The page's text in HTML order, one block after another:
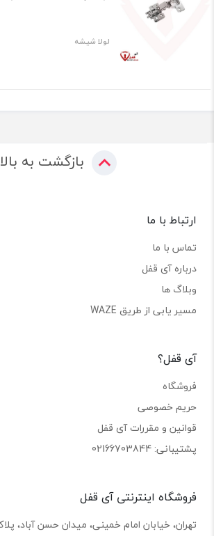
لولا شیشه
بازگشت به بالا
ارتباط با ما
تماس با ما
درباره آی قفل
وبلاگ ها
مسیر یابی از طریق WAZE
آی قفل؟
فروشگاه
حریم خصوصی
قوانین و مقررات آی قفل
پشتیبانی: 02166703844
فروشگاه اینترنتی آی قفل